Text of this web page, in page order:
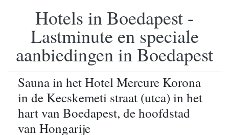
Hotels in Boedapest -
Lastminute en speciale
aanbiedingen in Boedapest
Sauna in het Hotel Mercure Korona
in de Kecskemeti straat (utca) in het
hart van Boedapest, de hoofdstad
van Hongarije